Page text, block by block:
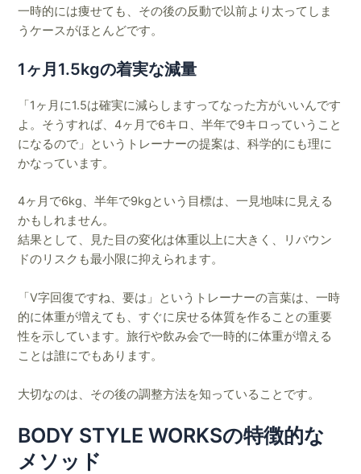
一時的には痩せても、その後の反動で以前より太ってしま
うケースがほとんどです。
1ヶ月1.5kgの着実な減量
「1ヶ月に1.5は確実に減らしますってなった方がいいんです
よ。そうすれば、4ヶ月で6キロ、半年で9キロっていうこと
になるので」というトレーナーの提案は、科学的にも理に
かなっています。
4ヶ月で6kg、半年で9kgという目標は、一見地味に見える
かもしれません。
結果として、見た目の変化は体重以上に大きく、リバウン
ドのリスクも最小限に抑えられます。
「V字回復ですね、要は」というトレーナーの言葉は、一時
的に体重が増えても、すぐに戻せる体質を作ることの重要
性を示しています。旅行や飲み会で一時的に体重が増える
ことは誰にでもあります。
大切なのは、その後の調整方法を知っていることです。
BODY STYLE WORKSの特徴的な
メソッド